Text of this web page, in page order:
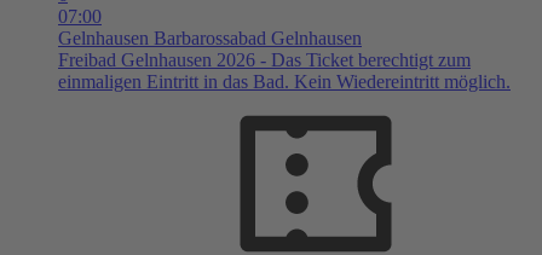
07:00
Gelnhausen Barbarossabad Gelnhausen
Freibad Gelnhausen 2026 - Das Ticket berechtigt zum
einmaligen Eintritt in das Bad. Kein Wiedereintritt möglich.